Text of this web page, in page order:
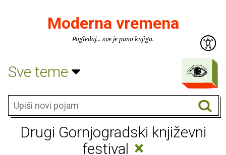
Moderna vremena
Pogledaj... sve je puno knjiga.
Sve teme
Drugi Gornjogradski književni
festival ×